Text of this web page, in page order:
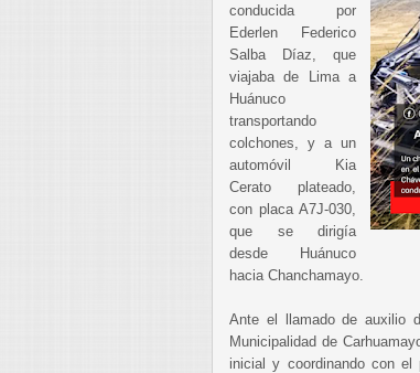
conducida por
Ederlen Federico
Salba Díaz, que
viajaba de Lima a
Huánuco
transportando
colchones, y a un
automóvil Kia
Cerato plateado,
con placa A7J-030,
que se dirigía
desde Huánuco
hacia Chanchamayo.
Ante el llamado de auxilio
Municipalidad de
inicial y coordinando con el